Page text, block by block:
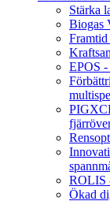
Stärka
Biogas
Framtid
EPOS
ROLIS
Ökad